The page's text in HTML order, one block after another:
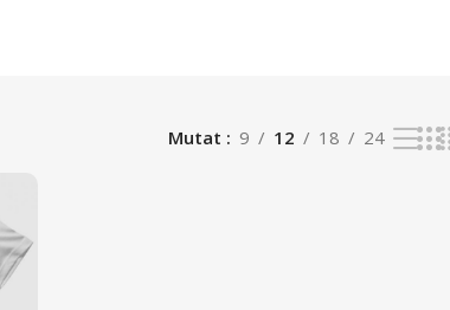
Mutat 9 12 18 24